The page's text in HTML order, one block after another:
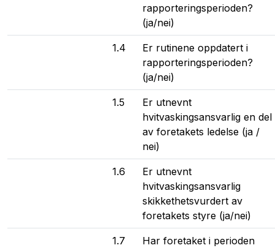
rapporteringsperioden?
(ja/nei)
1.4
Er rutinene oppdatert i
rapporteringsperioden?
(ja/nei)
1.5
Er utnevnt
hvitvaskingsansvarlig en del
av foretakets ledelse (ja /
nei)
1.6
Er utnevnt
hvitvaskingsansvarlig
skikkethetsvurdert av
foretakets styre (ja/nei)
1.7
Har foretaket i perioden